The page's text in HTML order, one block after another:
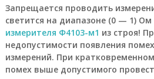
п
е
г
р
а
д
Запрещается проводить
светится на диапазоне (0 — 1)
измерителя Ф4103-м1 из строя!
недопустимости появления
измерений. При
помех выше допустимого